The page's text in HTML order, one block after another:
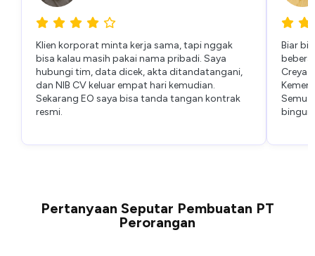
Klien korporat minta kerja sama, tapi nggak
bisa kalau masih pakai nama pribadi. Saya
hubungi tim, data dicek, akta ditandatangani,
dan NIB CV keluar empat hari kemudian.
Sekarang EO saya bisa tanda tangan kontrak
resmi.
Biar
Creya
Pertanyaan Seputar Pembuatan PT
Perorangan